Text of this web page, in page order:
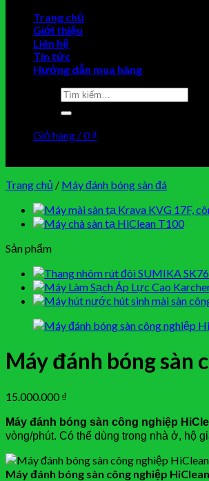
Trang chủ
Giới thiệu
Liên hệ
Tin tức
Hướng dẫn mua hàng
Tìm
kiếm:
Giỏ hàng /0₫
Trang chủ / Máy đánh bóng sàn đá
Sản phẩm
Máy đánh bóng sàn
15.000.000₫
Máy đánh bóng sàn công nghiệp
vòng/phút. Có thể dùng trong nhà ở, hộ
Máy đánh bóng sàn công nghiệp